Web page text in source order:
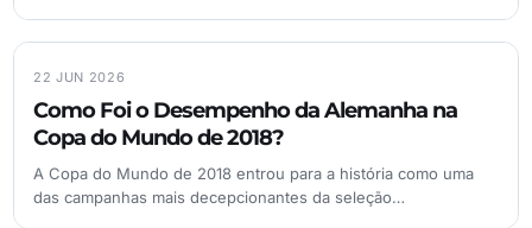
22 JUN 2026
Como Foi o Desempenho da Alemanha na
Copa do Mundo de 2018?
A Copa do Mundo de 2018 entrou para a história como uma
das campanhas mais decepcionantes da seleção…